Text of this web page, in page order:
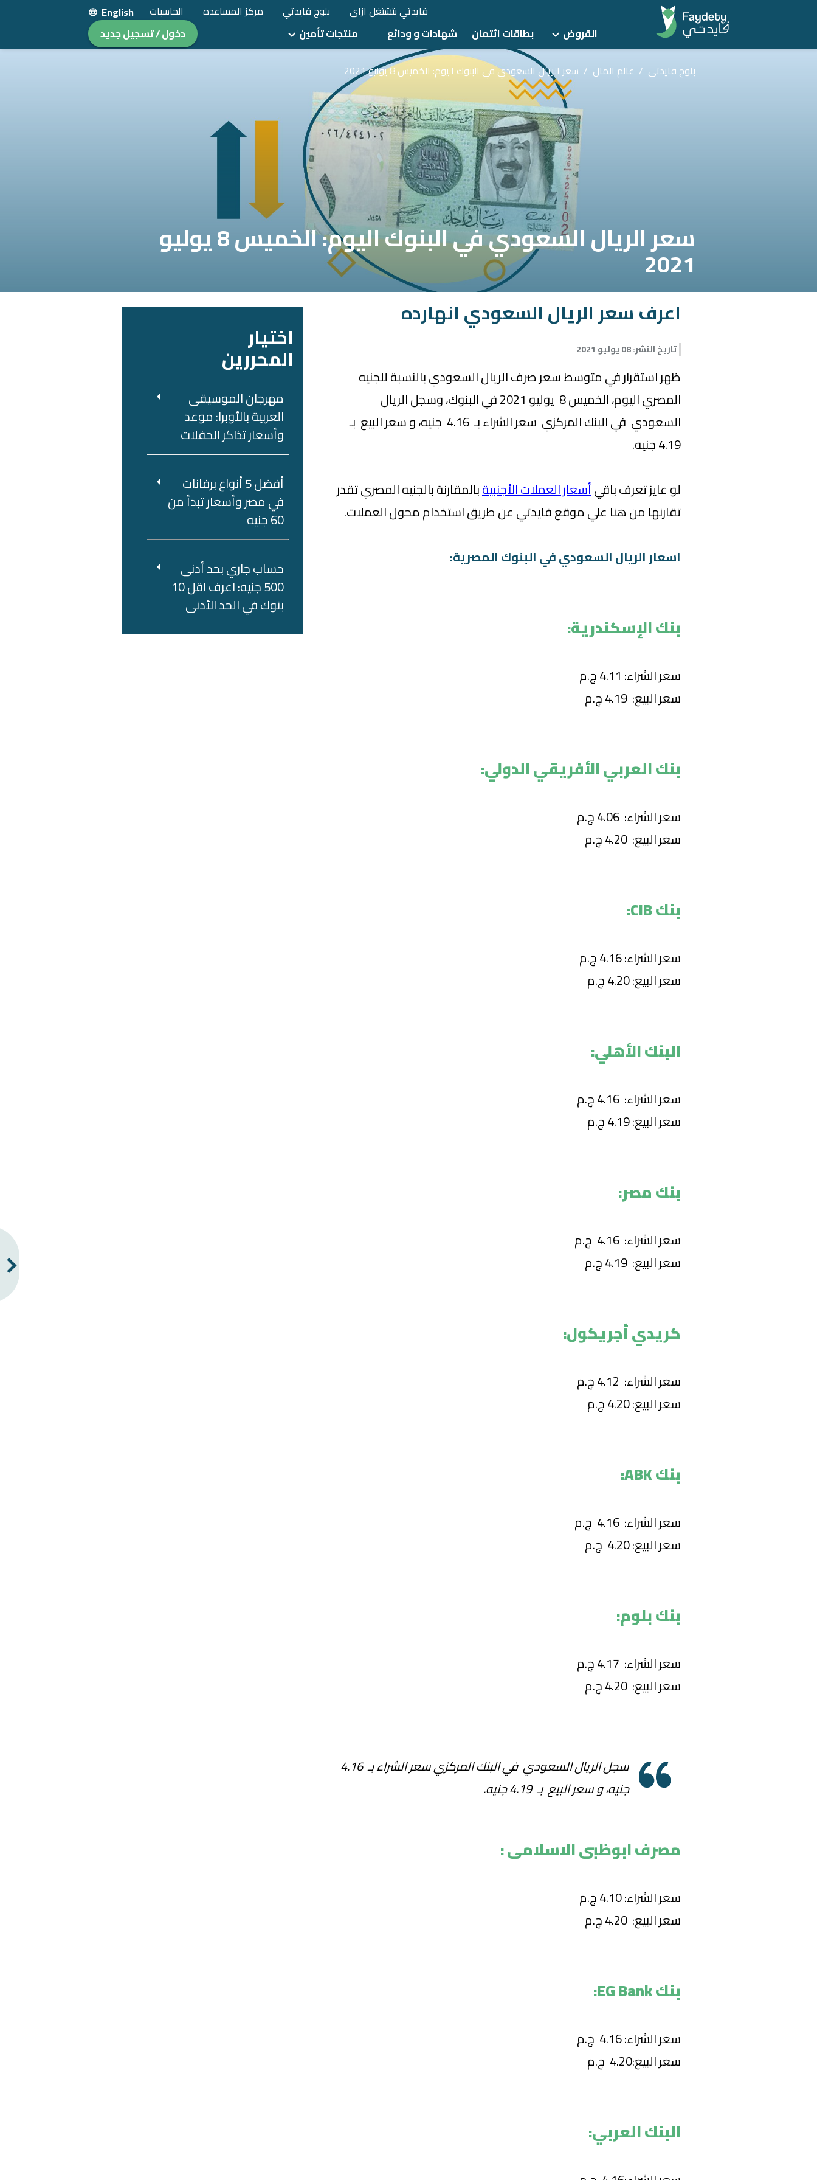
فايدتي بتشتغل ازاى بلوج فايدتي مركز المساعده الحاسبات
English
القروض
بطاقات ائتمان شهادات و ودائع منتجات تأمين دخول / تسجيل جديد
بلوج فايدتي / عالم المال / سعر الريال السعودي في البنوك اليوم: الخميس 8 يوليو 2021
سعر الريال السعودي في البنوك اليوم: الخميس 8 يوليو
2021
اعرف سعر الريال السعودي انهارده
تاريخ النشر:08 يوليو 2021
ظهر استقرار في متوسط سعر صرف الريال السعودي بالنسبة للجنيه
المصري اليوم، الخميس 8 يوليو 2021 في البنوك، وسجل الريال
السعودي في البنك المركزي سعر الشراء بـ 4.16 جنيه، و سعر البيع بـ
4.19 جنيه.
لو عايز تعرف باقيأسعار العملات الأجنبيةبالمقارنة بالجنيه المصري تقدر
تقارنها من هنا علي موقع فايدتي عن طريق استخدام محول العملات.
اسعار الريال السعودي في البنوك المصرية:
بنك الإسكندرية:
سعر الشراء: 4.11 ج.م
سعر البيع: 4.19 ج.م
بنك العربي الأفريقي الدولي:
سعر الشراء: 4.06 ج.م
سعر البيع: 4.20 ج.م
بنك CIB:
سعر الشراء: 4.16 ج.م
سعر البيع: 4.20 ج.م
البنك الأهلي:
سعر الشراء: 4.16 ج.م
سعر البيع: 4.19 ج.م
بنك مصر:
سعر الشراء: 4.16 ج.م
سعر البيع: 4.19 ج.م
كريدي أجريكول:
سعر الشراء: 4.12 ج.م
سعر البيع: 4.20 ج.م
بنك ABK:
سعر الشراء: 4.16 ج.م
سعر البيع: 4.20 ج.م
بنك بلوم:
سعر الشراء: 4.17 ج.م
سعر البيع: 4.20 ج.م
جنيه، و سعر البيع بـ 4.19 جنيه.
مصرف ابوظبى الاسلامى :
سعر الشراء: 4.10 ج.م
سعر البيع: 4.20 ج.م
بنك EG Bank:
سعر الشراء: 4.16 ج.م
سعر البيع:4.20 ج.م
البنك العربي:
اختيار
المحررين
مهرجان الموسيقى
العربية بالأوبرا: موعد
وأسعار تذاكر الحفلات
أفضل 5 أنواع برفانات
في مصر وأسعار تبدأ من
60 جنيه
حساب جاري بحد أدنى
500 جنيه: اعرف اقل 10
بنوك في الحد الأدنى